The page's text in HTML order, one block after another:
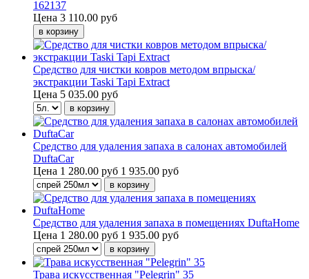
162137
Цена 3 110.00 руб
Средство для чистки ковров методом впрыска/
экстракции Taski Tapi Extract
Цена 5 035.00 руб
Средство для удаления запаха в салонах автомобилей
DuftaCar
Цена 1 280.00 руб 1 935.00 руб
Средство для удаления запаха в помещениях DuftaHome
Цена 1 280.00 руб 1 935.00 руб
Трава искусственная "Pelegrin" 35